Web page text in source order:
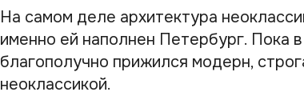
На самом деле архитектура
именно ей наполнен Петербург. Пока
благополучно прижился модерн,
неоклассикой.